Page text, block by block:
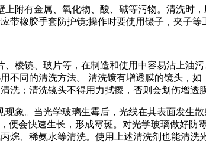
上附有金属、氧化物、酸、碱等污物。清洗时
带橡胶手套防护镜;操作时要使用镊子，夹子
、棱镜、玻片等，在制造和使用中容易沾上油
不同的清洗方法。 清洗镀有增透膜的镜头，
洗；清洗镜头不得用力拭擦，否则会划伤增透
象。当光学玻璃生霉后，光线在其表面发生
便会快速生长，形成霉斑。对光学玻璃做好
烷、稀氨水等清洗。使用上述清洗剂也能清